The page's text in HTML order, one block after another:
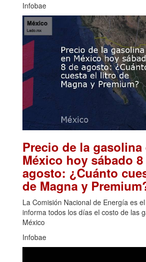
Infobae
Precio de la gasolina
México hoy sábado
agosto: ¿Cuánto
de Magna y
La Comisión Nacional de Energía es
informa todos los días el costo de las
México
Infobae